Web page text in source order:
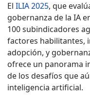
El ILIA 2025, que
gobernanza de la IA
100 subindicadores
factores habilitantes,
adopción, y
ofrece un panorama
de los desafíos que
inteligencia artificial.